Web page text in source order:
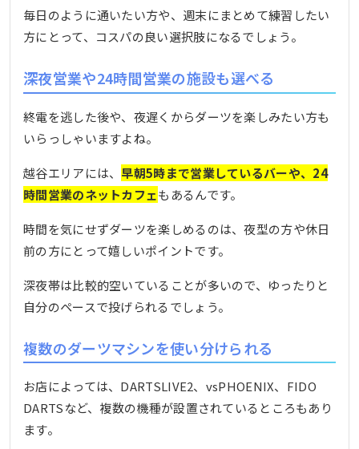
毎日のように通いたい方や、週末にまとめて練習したい
方にとって、コスパの良い選択肢になるでしょう。
深夜営業や24時間営業の施設も選べる
終電を逃した後や、夜遅くからダーツを楽しみたい方も
いらっしゃいますよね。
越谷エリアには、 早朝5時まで営業しているバーや、24
時間営業のネットカフェもあるんです。
時間を気にせずダーツを楽しめるのは、夜型の方や休日
前の方にとって嬉しいポイントです。
深夜帯は比較的空いていることが多いので、ゆったりと
自分のペースで投げられるでしょう。
複数のダーツマシンを使い分けられる
お店によっては、DARTSLIVE2、vsPHOENIX、FIDO
DARTSなど、複数の機種が設置されているところもあり
ます。